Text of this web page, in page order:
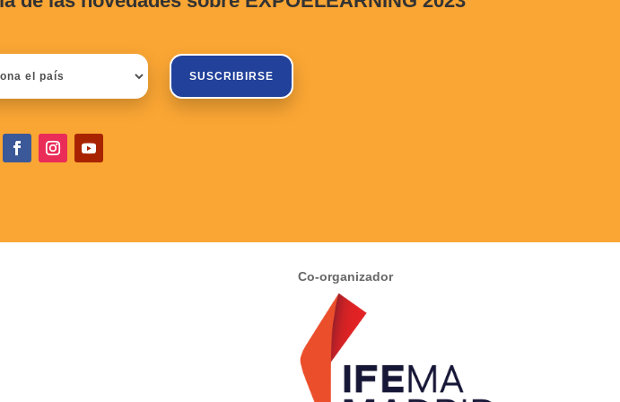
SUSCRIBIRSE
Co-organizador